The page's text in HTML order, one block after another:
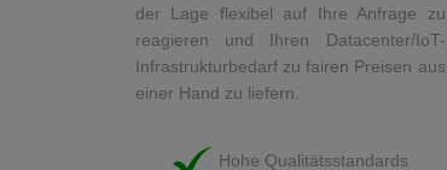
der Lage flexibel auf Ihre Anfrage zu
reagieren und Ihren Datacenter/IoT-
Infrastrukturbedarf zu fairen Preisen aus
einer Hand zu liefern.
Hohe Qualitätsstandards